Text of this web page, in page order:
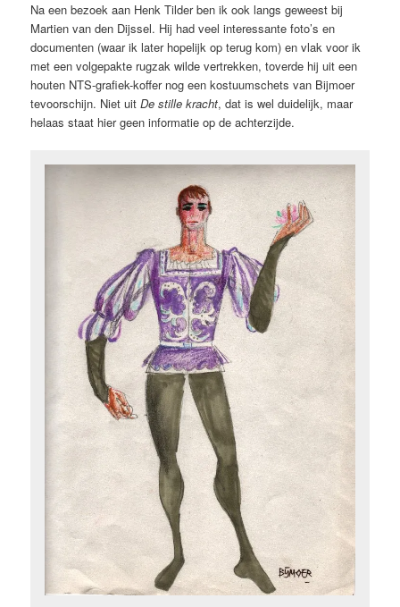
Na een bezoek aan Henk Tilder ben ik ook langs geweest bij
Martien van den Dijssel. Hij had veel interessante foto’s en
documenten (waar ik later hopelijk op terug kom) en vlak voor ik
met een volgepakte rugzak wilde vertrekken, toverde hij uit een
houten NTS-grafiek-koffer nog een kostuumschets van Bijmoer
tevoorschijn. Niet uitDe stille kracht, dat is wel duidelijk, maar
helaas staat hier geen informatie op de achterzijde.